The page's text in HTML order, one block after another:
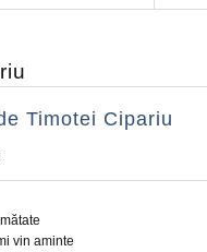
Timotei Cipariu
vin aminte